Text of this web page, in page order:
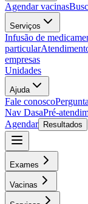
Agendar vacinas
Serviços
Infusão de
particular
empresas
Unidades
Ajuda
Fale conosco
Nav DasaPré-
Agendar
Resultados
Exames
Vacinas